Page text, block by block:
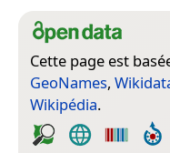
Cette page est
GeoNames,
Wikipédia.